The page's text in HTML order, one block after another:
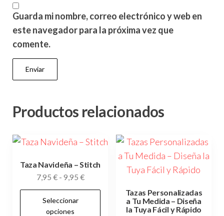
Guarda mi nombre, correo electrónico y web en
este navegador para la próxima vez que
comente.
Productos relacionados
Taza Navideña – Stitch
7,95 € - 9,95 €Rango
de
Seleccionar
opciones
producto
Tazas Personalizadas
a Tu Medida – Diseña
la Tuya Fácil y Rápido